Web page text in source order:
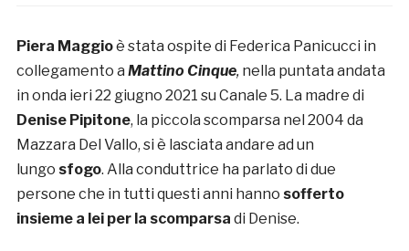
Piera Maggioè stata ospite di Federica Panicucci in
collegamento a Mattino Cinque, nella puntata andata
in onda ieri 22 giugno 2021 su Canale 5. La madre di
Denise Pipitone, la piccola scomparsa nel 2004 da
Mazzara Del Vallo, si è lasciata andare ad un
lungo sfogo. Alla conduttrice ha parlato di due
persone che in tutti questi anni hanno sofferto
insieme a lei per la scomparsa di Denise.